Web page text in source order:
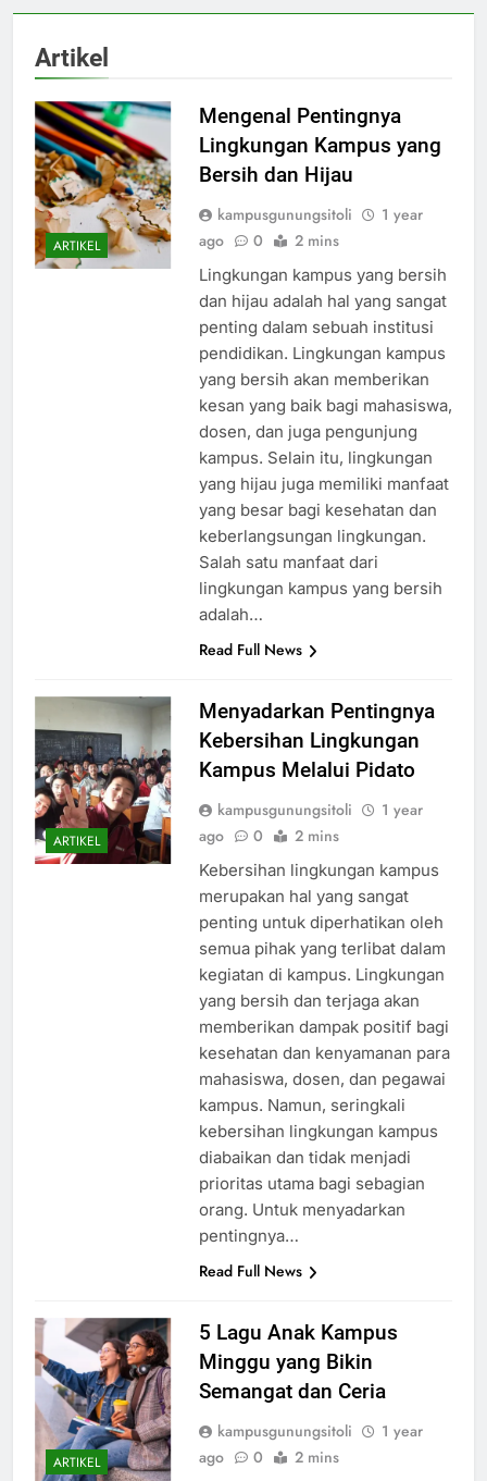
Artikel
ARTIKEL
Mengenal Pentingnya
Lingkungan Kampus yang
Bersih dan Hijau
kampusgunungsitoli
1 year
ago
0 2 mins
Lingkungan kampus yang bersih
dan hijau adalah hal yang sangat
penting dalam sebuah institusi
pendidikan. Lingkungan kampus
yang bersih akan memberikan
kesan yang baik bagi mahasiswa,
dosen, dan juga pengunjung
kampus. Selain itu, lingkungan
yang hijau juga memiliki manfaat
yang besar bagi kesehatan dan
keberlangsungan lingkungan.
Salah satu manfaat dari
lingkungan kampus yang bersih
adalah…
Read Full News
ARTIKEL
Menyadarkan Pentingnya
Kebersihan Lingkungan
Kampus Melalui Pidato
kampusgunungsitoli
1 year
ago
0 2 mins
Kebersihan lingkungan kampus
merupakan hal yang sangat
penting untuk diperhatikan oleh
semua pihak yang terlibat dalam
kegiatan di kampus. Lingkungan
yang bersih dan terjaga akan
memberikan dampak positif bagi
kesehatan dan kenyamanan para
mahasiswa, dosen, dan pegawai
kampus. Namun, seringkali
kebersihan lingkungan kampus
diabaikan dan tidak menjadi
prioritas utama bagi sebagian
orang. Untuk menyadarkan
pentingnya…
Read Full News
ARTIKEL
5 Lagu Anak Kampus
Minggu yang Bikin
Semangat dan Ceria
kampusgunungsitoli
1 year
ago
0 2 mins